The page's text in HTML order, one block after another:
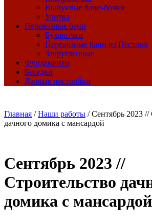
Выпуклые бани-бочки
Улитка
Перевозные бани
Буханочки
Перевозные бани из Пестово
Закругленные
Фундаменты
Беседки
Дачные постройки
Главная /Наши работы /Сентябрь 2023 //
дачного домика с мансардой
Сентябрь 2023 //
Строительство
домика с мансардой